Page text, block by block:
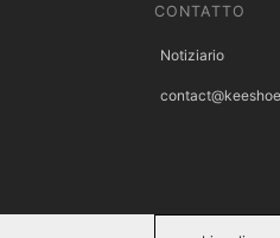
CONTATTO
Notiziario